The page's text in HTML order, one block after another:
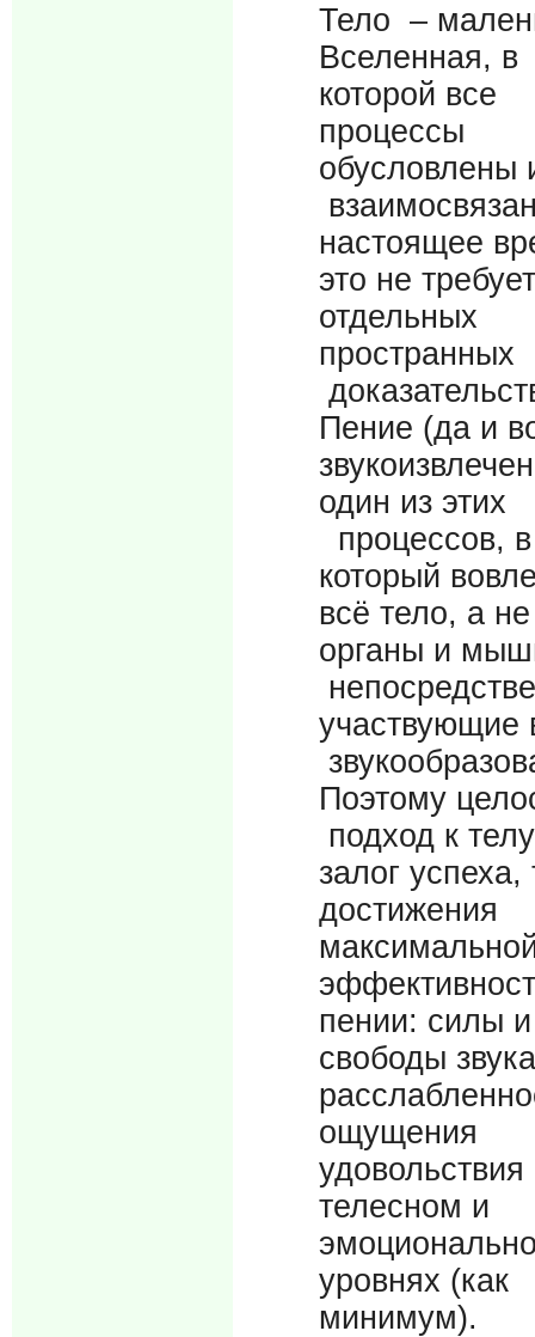
Тело –
Вселенная, в
которой все
процессы
обусловлены
настоящее
это не
отдельных
пространных
Пение (да и
один из этих
процессов, в
который
всё тело, а
органы и
участвующие
Поэтому
подход к
залог успеха,
достижения
пении: силы и
свободы
ощущения
телесном и
уровнях (как
минимум).